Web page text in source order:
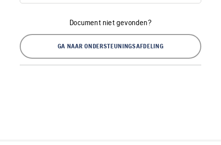
Document niet gevonden?
GA NAAR ONDERSTEUNINGSAFDELING